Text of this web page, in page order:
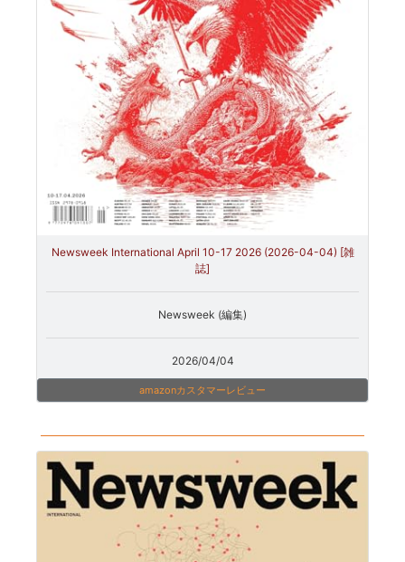
Newsweek International April 10-17 2026 (2026-04-04) [雑
誌]
Newsweek (編集)
2026/04/04
amazonカスタマーレビュー